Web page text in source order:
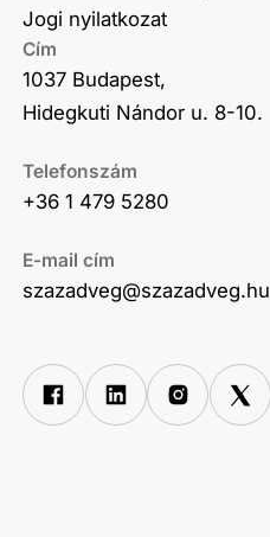
Jogi nyilatkozat
Cím
1037 Budapest,
Hidegkuti Nándor u. 8-10.
Telefonszám
+36 1 479 5280
E-mail cím
szazadveg@szazadveg.hu